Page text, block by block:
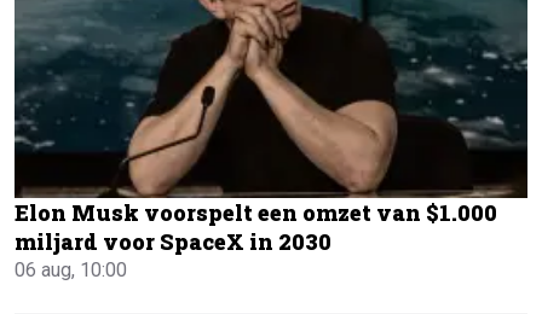
Elon Musk voorspelt een omzet van $1.000
miljard voor SpaceX in 2030
06 aug, 10:00